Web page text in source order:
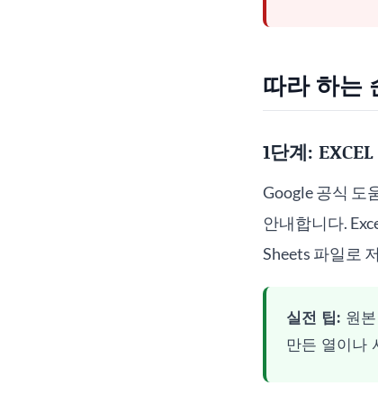
따라 하는
1단계:
Google 공식 도
안내합니다.
Sheets 파일로
실전 팁: 원
만든 열이나